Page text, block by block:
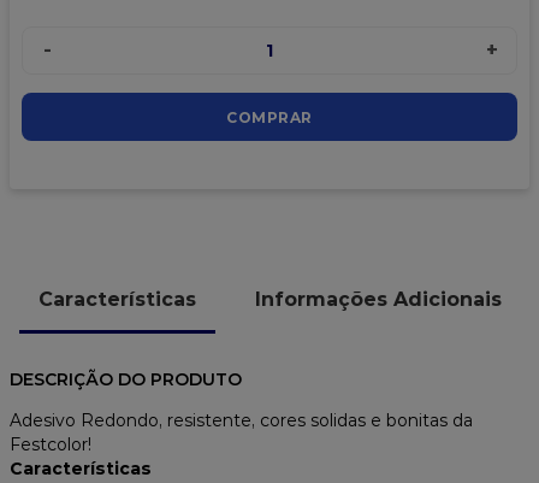
- 1 +
COMPRAR
Características Informações Adicionais
DESCRIÇÃO DO PRODUTO
Adesivo Redondo, resistente, cores solidas e bonitas da
Festcolor!
Características